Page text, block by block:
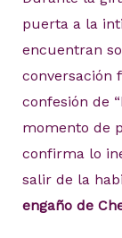
puerta a la
encuentran
conversación
confesión de
momento de
confirma lo
salir de la
engaño de